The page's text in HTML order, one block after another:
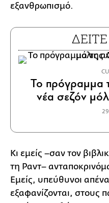
εξανθρωπισμό.
Το πρόγραμμα
νέα σεζόν
Κι εμείς –σαν τον
τη Ραντ–
Εμείς, υπεύθυνοι
εξαφανίζονται, στους